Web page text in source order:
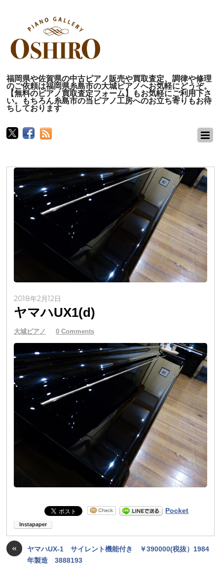
福岡県や佐賀県の中古ピアノ販売や買取査定、調律や修理
のご依頼は福岡県糸島市の大城ピアノへお気軽にどうぞ。
【無料のピアノ買取査定フォーム】もお気軽にご利用下さ
い。もちろん糸島市の当ピアノ工房へのお立ち寄りもお待
ちしております
2018年2月12日
ヤマハUX1(d)
大城ピアノ 0 Comments
Pocket
«
ヤマハUX-1 サイレント機能付き ￥390000(税抜）1984
年製造 3888193